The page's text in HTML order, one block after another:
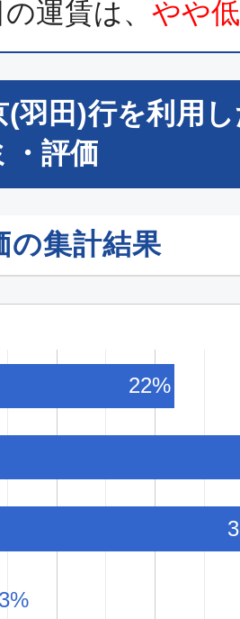
普通席
福岡
07:00
東京(
普通席
福岡
07:20
東京(
エコノミー
10:45
エコノミー
の運賃は、 やや
(羽田)行を利用
・評価
の集計結果
22%
3%
3%